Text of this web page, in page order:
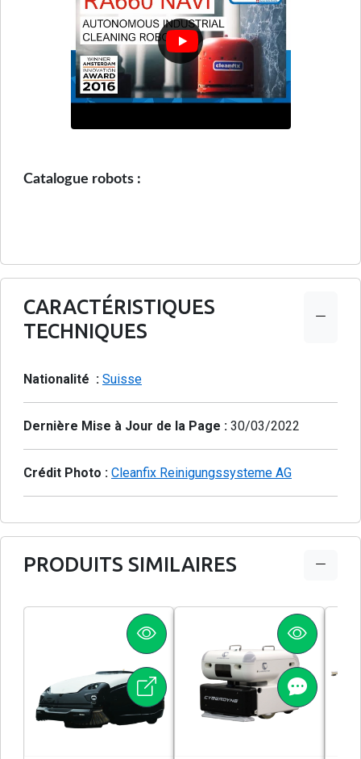
Catalogue robots :
CARACTÉRISTIQUES
TECHNIQUES
Nationalité : Suisse
Dernière Mise à Jour de la Page : 30/03/2022
Crédit Photo : Cleanfix Reinigungssysteme AG
PRODUITS SIMILAIRES